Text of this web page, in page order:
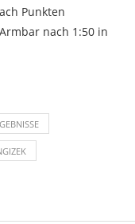
Punkten
nach 1:50 in